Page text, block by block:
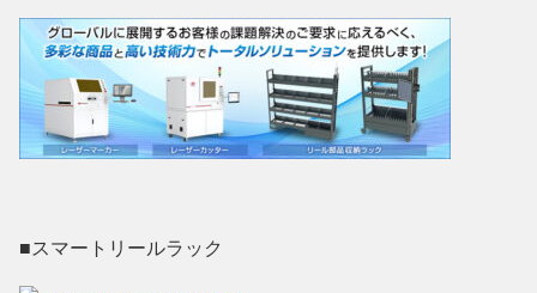
■スマートリールラック